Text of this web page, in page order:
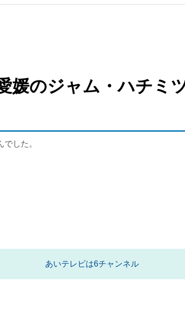
媛のジャム・ハチミ
した。
あいテレビは6チャンネル